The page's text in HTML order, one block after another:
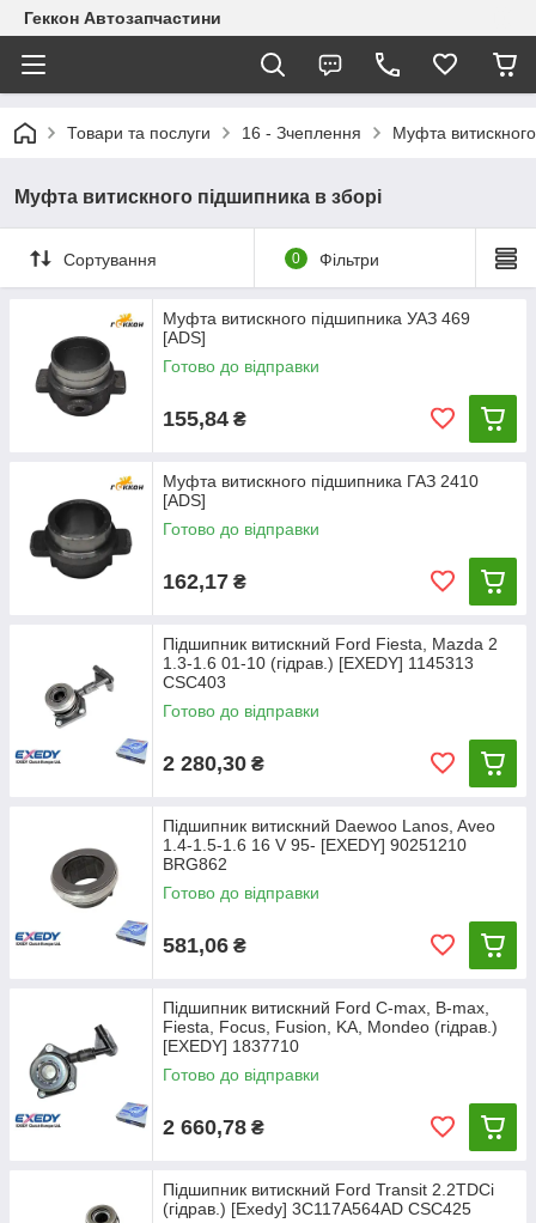
Геккон Автозапчастини
Товари та послуги 16 - Зчеплення Муфта
Муфта витискного підшипника в зборі
Сортування 0 Фільтри
Муфта витискного підшипника УАЗ 469
[ADS]
Готово до відправки
155,84 ₴
Муфта витискного підшипника ГАЗ 2410
[ADS]
Готово до відправки
162,17 ₴
Підшипник витискний Ford Fiesta, Mazda 2
1.3-1.6 01-10 (гідрав.) [EXEDY] 1145313
CSC403
Готово до відправки
2 280,30 ₴
Підшипник витискний Daewoo Lanos, Aveo
1.4-1.5-1.6 16 V 95- [EXEDY] 90251210
BRG862
Готово до відправки
581,06 ₴
Підшипник витискний Ford C-max, B-max,
Fiesta, Focus, Fusion, KA, Mondeo (гідрав.)
[EXEDY] 1837710
Готово до відправки
2 660,78 ₴
Підшипник витискний Ford Transit 2.2TDCi
(гідрав.) [Exedy] 3C117A564AD CSC425